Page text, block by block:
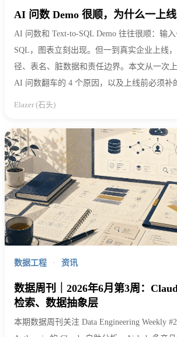
AI 问数 Demo 很顺，为什么一上线
AI 问数和 Text-to-SQL Demo 往往很顺：输
SQL，图表立刻出现。但一到真实企业上线
径、表名、脏数据和责任边界。本文从一次
AI 问数翻车的 4 个原因，以及上线前必须补
Elazer (石头)
数据工程 · 资讯
数据周刊｜2026年6月第3周：
检索、数据抽象层
本期数据周刊关注 Data Engineering Weekly